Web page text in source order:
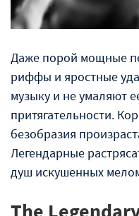
Даже порой мощные
риффы и яростные
музыку и не умаляют
притягательности.
безобразия
Легендарные
душ искушенных